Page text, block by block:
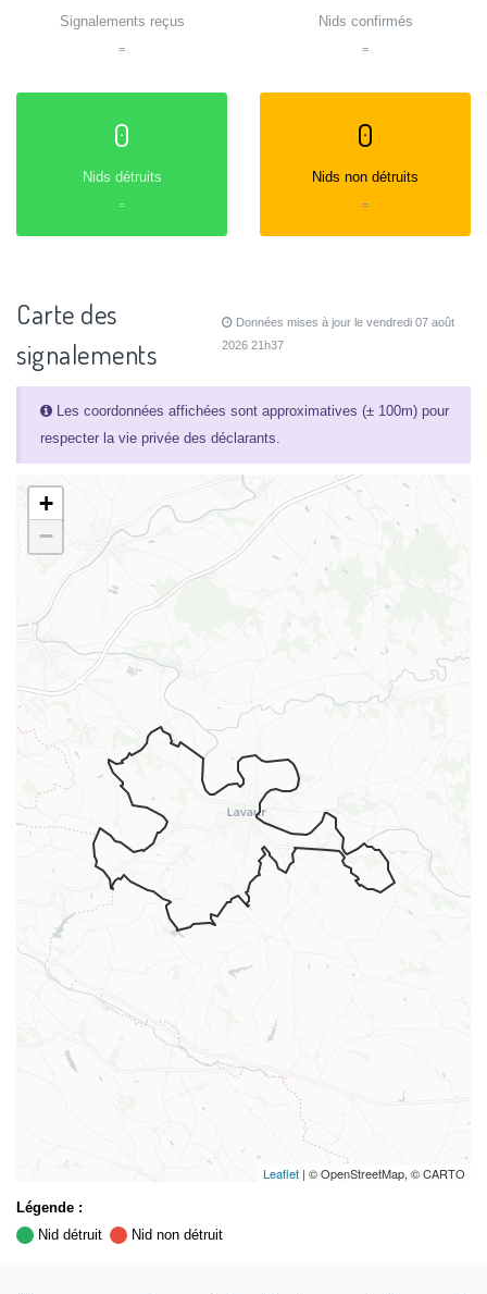
Signalements reçus
=
Nids confirmés
=
0
Nids détruits
=
0
Nids non détruits
=
Carte des
signalements
Données mises à jour le vendredi 07 août
2026 21h37
Les coordonnées affichées sont approximatives (± 100m) pour
respecter la vie privée des déclarants.
+
−
Leaflet | © OpenStreetMap, © CARTO
Légende :
Nid détruit
Nid non détruit